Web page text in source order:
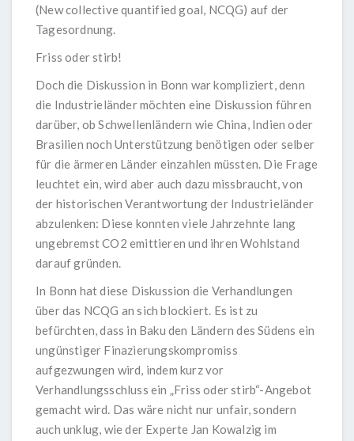
(New collective quantified goal, NCQG) auf der
Tagesordnung.
Friss oder stirb!
Doch die Diskussion in Bonn war kompliziert, denn
die Industrieländer möchten eine Diskussion führen
darüber, ob Schwellenländern wie China, Indien oder
Brasilien noch Unterstützung benötigen oder selber
für die ärmeren Länder einzahlen müssten. Die Frage
leuchtet ein, wird aber auch dazu missbraucht, von
der historischen Verantwortung der Industrieländer
abzulenken: Diese konnten viele Jahrzehnte lang
ungebremst CO2 emittieren und ihren Wohlstand
darauf gründen.
In Bonn hat diese Diskussion die Verhandlungen
über das NCQG an sich blockiert. Es ist zu
befürchten, dass in Baku den Ländern des Südens ein
ungünstiger Finazierungskompromiss
aufgezwungen wird, indem kurz vor
Verhandlungsschluss ein „Friss oder stirb“-Angebot
gemacht wird. Das wäre nicht nur unfair, sondern
auch unklug, wie der Experte Jan Kowalzig im